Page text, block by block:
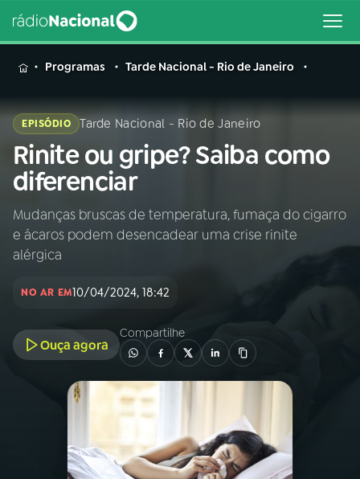
MENU
Buscar
na
Rádio
Nacional
AO VIVO
01INÍCIO
02A RÁDIO
PROGRAMAÇÃO
PROGRAMAS
Programas Tarde Nacional - Rio de Janeiro
EPISÓDIO Tarde Nacional - Rio de Janeiro
Rinite ou gripe? Saiba como
diferenciar
Mudanças bruscas de temperatura, fumaça do cigarro
e ácaros podem desencadear uma crise rinite
alérgica
NO AR EM10/04/2024, 18:42
Ouça agora
Compartilhe